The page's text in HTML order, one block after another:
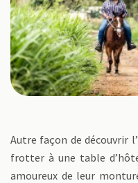
Autre façon de découvrir
frotter à une table
amoureux de leur